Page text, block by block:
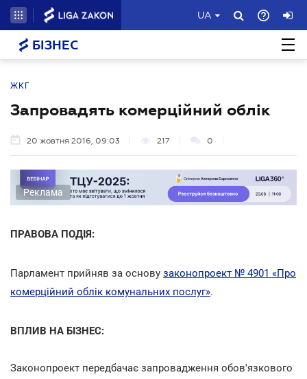
UA
БІЗНЕС
ЖКГ
Запровадять комерційний облік
20 жовтня 2016, 09:03 217 0
Реклама
ПРАВОВА ПОДІЯ:
Парламент прийняв за основу законопроект № 4901 «Про
комерційний облік комунальних послуг».
ВПЛИВ НА БІЗНЕС:
Законопроект передбачає запровадження обов'язкового